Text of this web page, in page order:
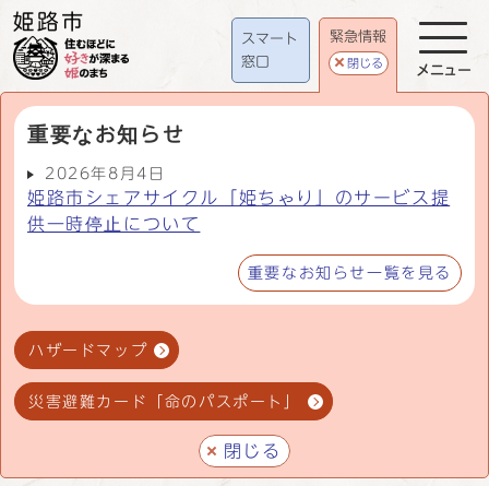
スマート
窓口
緊急情報
閉じる
重要なお知らせ
2026年8月4日
姫路市シェアサイクル「姫ちゃり」のサービス提
供一時停止について
重要なお知らせ一覧を見る
ハザードマップ
災害避難カード「命のパスポート」
閉じる
メニュー